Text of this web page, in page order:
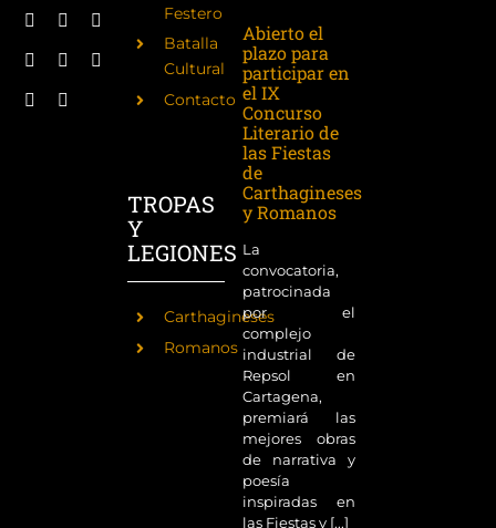
Festero
Batalla
Cultural
Contacto
TROPAS
Y
LEGIONES
Carthagineses
Romanos
Abierto el
plazo para
participar en
el IX
Concurso
Literario de
las Fiestas
de
Carthagineses
y Romanos
La
convocatoria,
patrocinada
por el
complejo
industrial de
Repsol en
Cartagena,
premiará las
mejores obras
de narrativa y
poesía
inspiradas en
las Fiestas y [...]